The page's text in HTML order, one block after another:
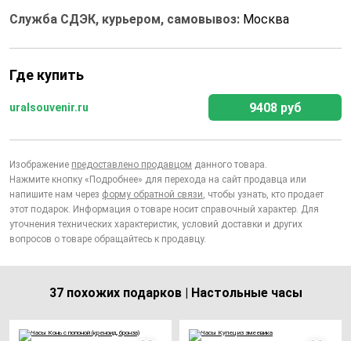
Служба СДЭК, курьером, самовывоз: Москва
Где купить
uralsouvenir.ru 9408 руб
Изображение предоставлено продавцом данного товара.
Нажмите кнопку «Подробнее» для перехода на сайт продавца или
напишите нам через форму обратной связи, чтобы узнать, кто продает
этот подарок. Информация о товаре носит справочный характер. Для
уточнения технических характеристик, условий доставки и других
вопросов о товаре обращайтесь к продавцу.
37 похожих подарков | Настольные часы